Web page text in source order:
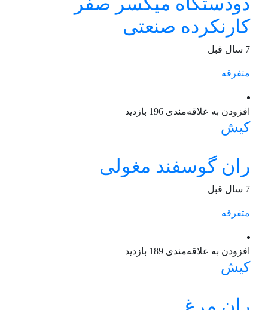
کارنکرده صنعتی
7 سال قبل
متفرقه
افزودن به علاقه‌مندی 196 بازدید
کیش
ران گوسفند مغولی
7 سال قبل
متفرقه
افزودن به علاقه‌مندی 189 بازدید
کیش
ران مرغ